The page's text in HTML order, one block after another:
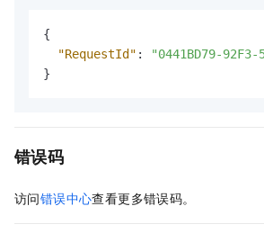
{
"RequestId" :
"0441BD79-92F3-
}
错误码
访问错误中心查看更多错误码。